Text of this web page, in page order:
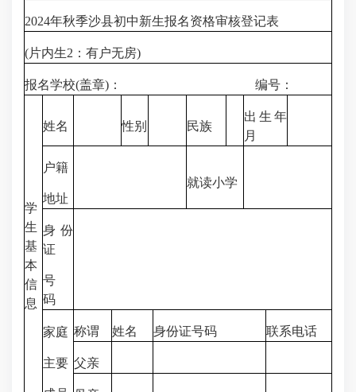
2024年秋季沙县初中新生报名资格审核登记表
(片内生2：有户无房)
报名学校(盖章)： 编号：
学
生
基
本
信
息
姓名 性别 民族
出生年
月
户籍
地址
就读小学
身份
证
号
码
家庭
主要
称谓 姓名 身份证号码 联系电话
父亲